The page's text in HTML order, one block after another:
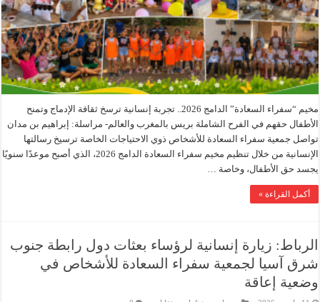
مخيم “سفراء السعادة” الدامج 2026.. تجربة إنسانية ترسخ ثقافة الإدماج وتمنح
الأطفال حقهم في الفرح الشاملة بريس بالمغرب والعالم- مراسلة: إبراهيم بن مدان
تواصل جمعية سفراء السعادة للأشخاص ذوي الاحتياجات الخاصة ترسيخ رسالتها
الإنسانية من خلال تنظيم مخيم سفراء السعادة الدامج 2026، الذي أصبح موعدًا سنويًا
يجسد حق الأطفال، وخاصة …
أكمل القراءة »
الرباط: زيارة إنسانية لرؤساء بعثات دول رابطة جنوب
شرق آسيا لجمعية سفراء السعادة للأشخاص في
وضعية إعاقة